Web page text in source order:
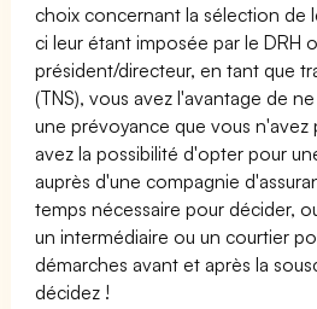
choix concernant la sélection de
ci leur étant imposée par le DRH
président/directeur, en tant que
(TNS), vous avez l'avantage de
une prévoyance que vous n'avez
avez la possibilité d'opter pour
auprès d'une compagnie
temps nécessaire pour décider,
un intermédiaire ou un courtier
démarches avant et après la
décidez !